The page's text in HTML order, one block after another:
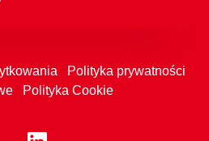
Polityka prywatności
Polityka Cookie